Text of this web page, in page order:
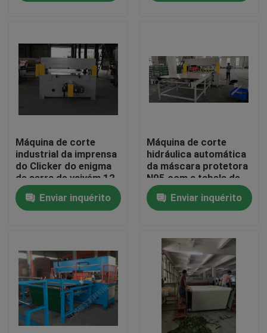
Sobre nós
Excursão da fábrica
Controle da qualidade
Contacte-nos
Peça umas citações
Máquina cortando hidráulica
Máquina cortando da imprensa hidráulica
Máquina de corte hidráulica do braço do balanço
Máquina de corte
industrial da imprensa
do Clicker do enigma
de serra de vaivém 12
meses de garantia
Enviar inquérito
Máquina de corte
hidráulica automática
da máscara protetora
N95 com a tabela de
alimentação da
pensão completa
Enviar inquérito